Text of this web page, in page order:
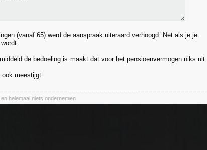
(vanaf 65) werd de aanspraak uiteraard verhoogd. Net als je je
de bedoeling is maakt dat voor het pensioenvermogen niks uit.
ook meestijgt.
helemaal niets ondernemen